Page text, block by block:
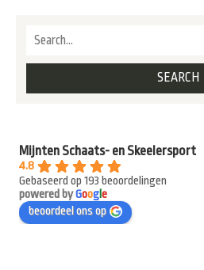
Mijnten Schaats- en Skeelersport
4.8
Gebaseerd op 193 beoordelingen
powered byGooge
beoordeel ons op